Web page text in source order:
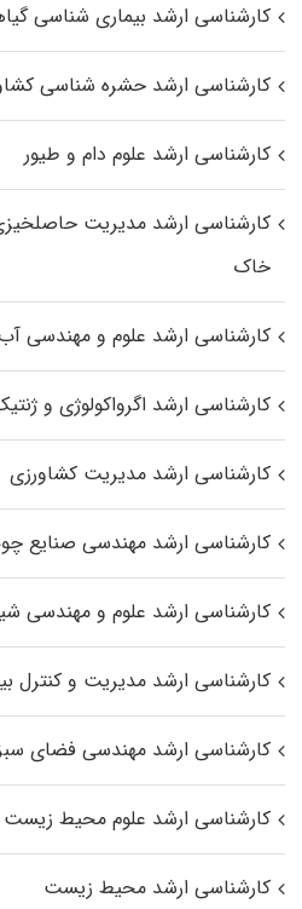
کارشناسی ارشد بیماری‌ شناسی
کارشناسی ارشد حشره‌ شناسی
کارشناسی ارشد علوم دام و طیور
کارشناسی ارشد مدیریت
خاک
کارشناسی ارشد علوم و مهندسی
کارشناسی ارشد اگرواکولوژی و
کارشناسی ارشد مدیریت کشاورزی
کارشناسی ارشد مهندسی صنایع
کارشناسی ارشد علوم و مهندسی
کارشناسی ارشد مدیریت و کنترل
کارشناسی ارشد مهندسی فضای
کارشناسی ارشد علوم محیط‌ زیست
کارشناسی ارشد محیط زیست